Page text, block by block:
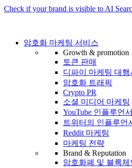
Check if your brand is visible to AI
암호화 마케팅 서비스
Growth & promotion
토큰 판매
디파이 마케팅 대행
암호화 트래픽
Crypto PR
소셜 미디어 마케팅
YouTube 인플루언서
트위터의 인플루언
Reddit 마케팅
마케팅 전략
Brand & Reputation
암호화폐 및 블록체